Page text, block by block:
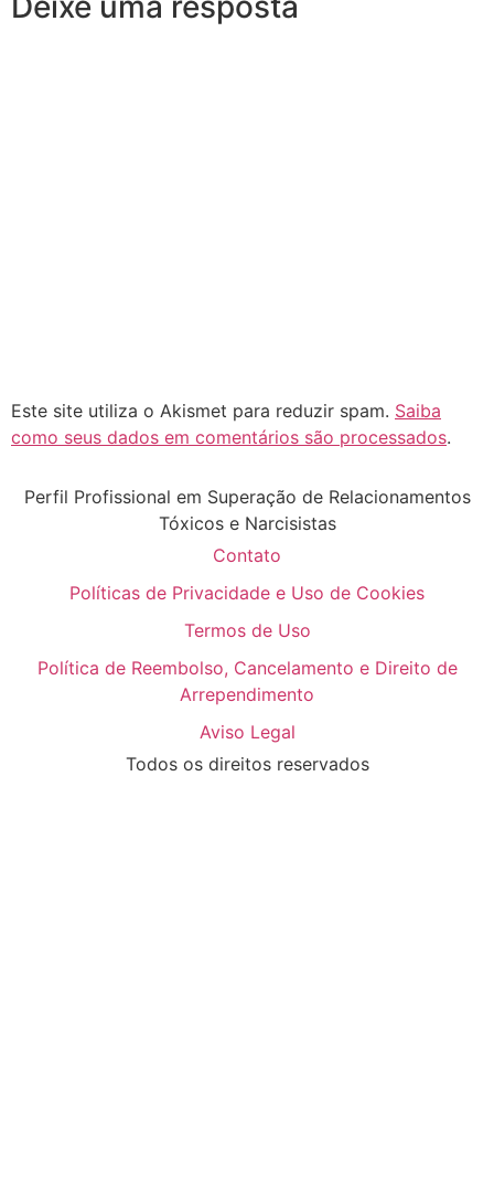
Este site utiliza o Akismet para reduzir spam. Saiba
como seus dados em comentários são processados.
Perfil Profissional em Superação de Relacionamentos
Tóxicos e Narcisistas
Contato
Políticas de Privacidade e Uso de Cookies
Termos de Uso
Política de Reembolso, Cancelamento e Direito de
Arrependimento
Aviso Legal
Todos os direitos reservados